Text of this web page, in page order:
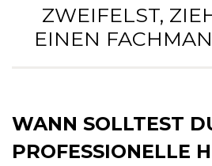
ZWEIFELST,
EINEN
WANN SOLLTEST
PROFESSIONELLE